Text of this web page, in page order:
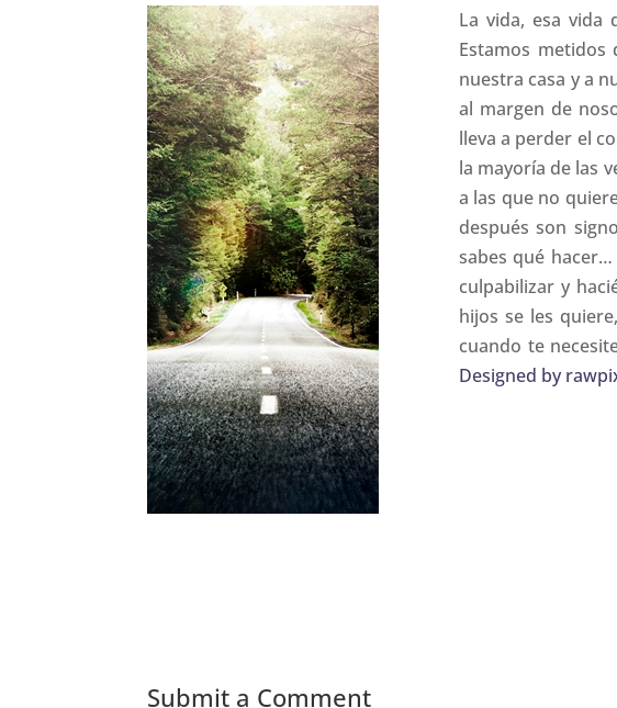
La vida, esa vida
Estamos
nuestra casa y a
al margen de
lleva a perder el
la mayoría de las
a las que no
después son
sabes qué
culpabilizar y
hijos se les
cuando te
Designed by
Submit a Comment